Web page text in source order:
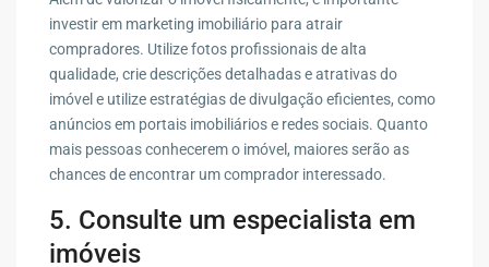
investir em marketing imobiliário para atrair
compradores. Utilize fotos profissionais de alta
qualidade, crie descrições detalhadas e atrativas do
imóvel e utilize estratégias de divulgação eficientes, como
anúncios em portais imobiliários e redes sociais. Quanto
mais pessoas conhecerem o imóvel, maiores serão as
chances de encontrar um comprador interessado.
5. Consulte um especialista em
imóveis